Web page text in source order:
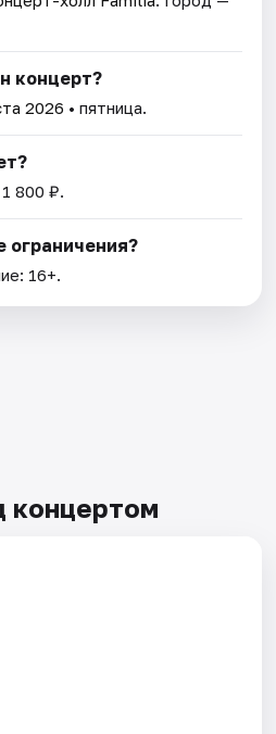
концерт?
2026 • пятница.
800 ₽.
ограничения?
16+.
концертом